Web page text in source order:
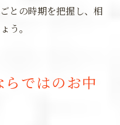
との時期を把握し、相
う。
ではのお中